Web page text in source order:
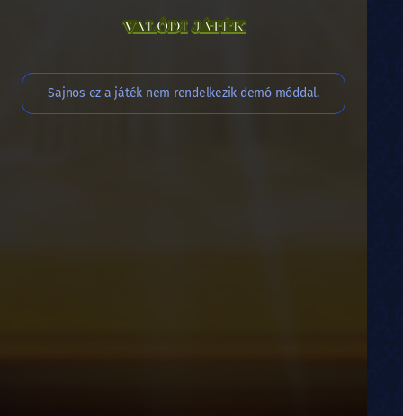
VALÓDI JÁTÉK
Sajnos ez a játék nem rendelkezik demó móddal.